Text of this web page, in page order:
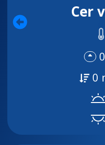
Cer
0